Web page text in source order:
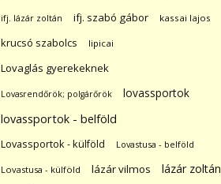
ifj. lázár zoltán ifj. szabó gábor kassai lajos
krucsó szabolcs lipicai
Lovaglás gyerekeknek
Lovasrendőrök; polgárőrök
lovassportok
lovassportok - belföld
Lovassportok - külföld Lovastusa - belföld
Lovastusa - külföld lázár vilmos lázár zoltán